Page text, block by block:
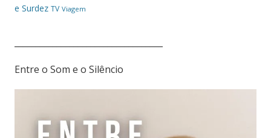
e Surdez TV Viagem
Entre o Som e o Silêncio